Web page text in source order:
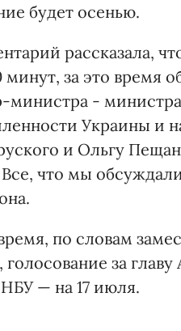
будет осенью.
рассказала,
минут, за это время
министра -
Украины и
и Ольгу
что мы
по словам
голосование за
НБУ — на 17 июля.